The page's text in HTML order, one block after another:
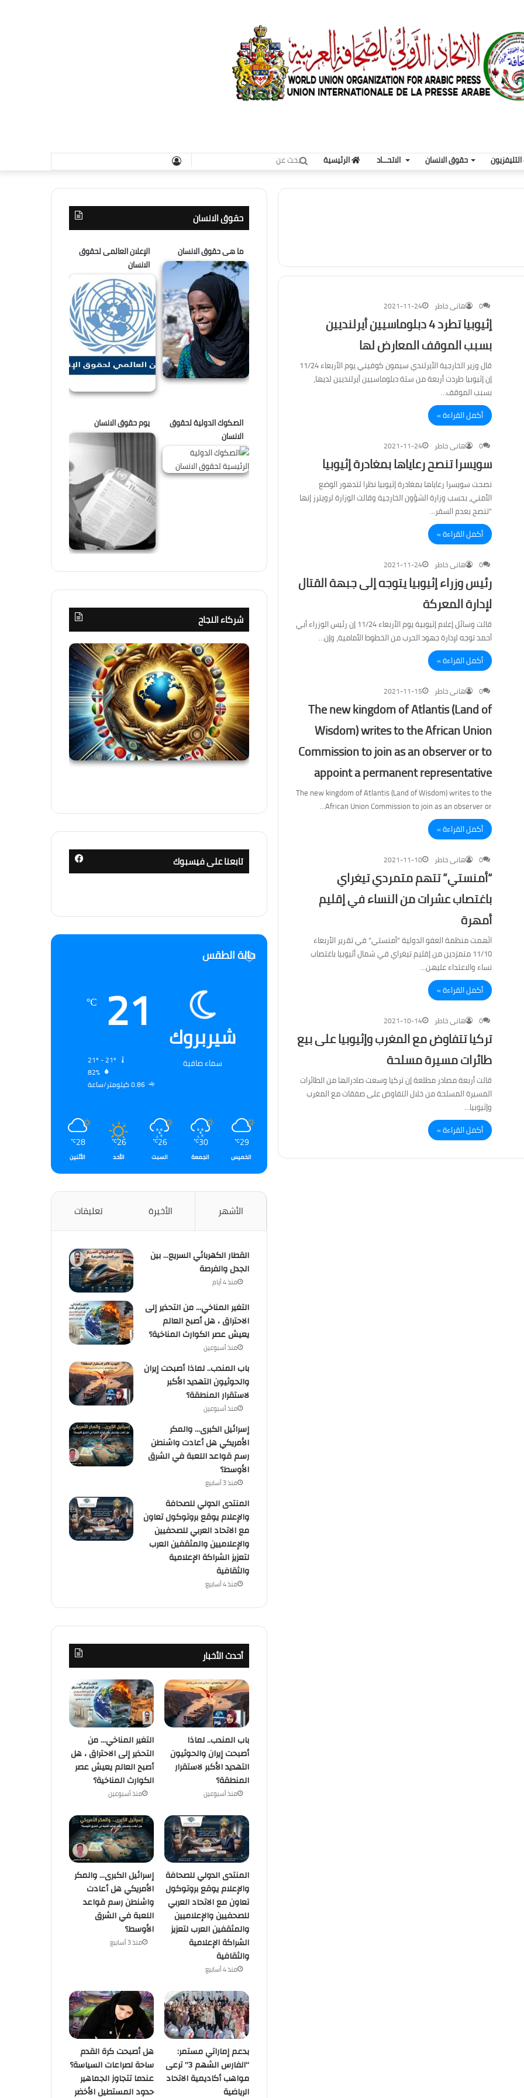
الرئيسية الاتحـــاد حقوق الانسان
بحث
تسجيل
هانى خاطر
2021-11-24 0
إثيوبيا تطرد 4 دبلوماسيين أيرلنديين
بسبب الموقف المعارض لها
قال وزير الخارجية الأيرلندي سيمون كوفيني يوم الأربعاء 11/24
إن إثيوبيا طردت أربعة من ستة دبلوماسيين أيرلنديين لديها،
بسبب الموقف…
أكمل القراءة »
هانى خاطر
2021-11-24 0
سويسرا تنصح رعاياها بمغادرة إثيوبيا
نصحت سويسرا رعاياها بمغادرة إثيوبيا نظرا لتدهور الوضع
الأمني، بحسب وزارة الشؤون الخارجية وقالت الوزارة لرويترز إنها
“تنصح بعدم السفر…
أكمل القراءة »
هانى خاطر
2021-11-24 0
رئيس وزراء إثيوبيا يتوجه إلى جبهة القتال
لإدارة المعركة
قالت وسائل إعلام إثيوبية يوم الأربعاء 11/24 إن رئيس الوزراء أبي
أحمد توجه لإدارة جهود الحرب من الخطوط الأمامية، وإن…
أكمل القراءة »
هانى خاطر
2021-11-15 0
The new kingdom of Atlantis (Land of
Wisdom) writes to the African Union
Commission to join as an observer or to
appoint a permanent representative
The new kingdom of Atlantis (Land of Wisdom) writes to the
African Union Commission to join as an observer or…
أكمل القراءة »
هانى خاطر
2021-11-10 0
“أمنستي” تتهم متمردي تيغراي
باغتصاب عشرات من النساء في إقليم
أمهرة
اتّهمت منظمة العفو الدولية “أمنستي” في تقرير الأربعاء
11/10 متمرّدين من إقليم تيغراي في شمال أثيوبيا باغتصاب
نساء والاعتداء عليهن…
أكمل القراءة »
هانى خاطر
2021-10-14 0
تركيا تتفاوض مع المغرب وإثيوبيا على بيع
طائرات مسيرة مسلحة
قالت أربعة مصادر مطلعة إن تركيا وسعت صادراتها من الطائرات
المسيرة المسلحة من خلال التفاوض على صفقات مع المغرب
وإثيوبيا…
أكمل القراءة »
حقوق الانسان
ما هى حقوق الانسان
الإعلان العالمى لحقوق
الانسان
الصكوك الدولية لحقوق
الانسان
يوم حقوق الانسان
شركاء النجاح
تابعنا على فيسبوك
حالة الطقس
شيربروك
سماء صافية
21
℃
82%
0.86 كيلومتر/ساعة
29
℃
الخميس
30
℃
الجمعة
26
℃
السبت
26
℃
الأحد
28
℃
الأثنين
الأشهر الأخيرة تعليقات
القطار الكهربائي السريع… بين
الجدل والفرصة
منذ 4 أيام
التغير المناخي… من التحذير إلى
الاحتراق ، هل أصبح العالم
يعيش عصر الكوارث المناخية؟
منذ أسبوعين
باب المندب.. لماذا أصبحت إيران
والحوثيون التهديد الأكبر
لاستقرار المنطقة؟
منذ أسبوعين
إسرائيل الكبرى… والمكر
الأمريكي هل أعادت واشنطن
رسم قواعد اللعبة في الشرق
الأوسط؟
منذ 3 أسابيع
المنتدى الدولي للصحافة
والإعلام يوقع بروتوكول تعاون
مع الاتحاد العربي للصحفيين
والإعلاميين والمثقفين العرب
لتعزيز الشراكة الإعلامية
والثقافية
منذ 4 أسابيع
أحدث الأخبار
التغير المناخي… من
التحذير إلى الاحتراق ، هل
أصبح العالم يعيش عصر
الكوارث المناخية؟
منذ أسبوعين
باب المندب.. لماذا
أصبحت إيران والحوثيون
التهديد الأكبر لاستقرار
المنطقة؟
منذ أسبوعين
إسرائيل الكبرى… والمكر
الأمريكي هل أعادت
واشنطن رسم قواعد
اللعبة في الشرق
الأوسط؟
منذ 3 أسابيع
المنتدى الدولي للصحافة
والإعلام يوقع بروتوكول
تعاون مع الاتحاد العربي
للصحفيين والإعلاميين
والمثقفين العرب لتعزيز
الشراكة الإعلامية
والثقافية
منذ 4 أسابيع
هل أصبحت كرة القدم
ساحة لصراعات السياسة؟
عندما تتجاوز الجماهير
حدود المستطيل الأخضر
بدعم إماراتي مستمر:
“الفارس الشهم 3” ترعى
مواهب أكاديمية الاتحاد
الرياضية